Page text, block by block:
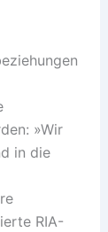
»Wir
in die
RIA-